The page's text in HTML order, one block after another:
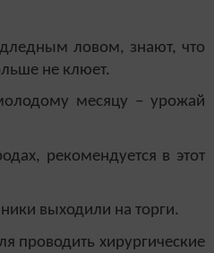
ловом, знают, что
не клюет.
месяцу – урожай
рекомендуется в этот
выходили на торги.
проводить хирургические